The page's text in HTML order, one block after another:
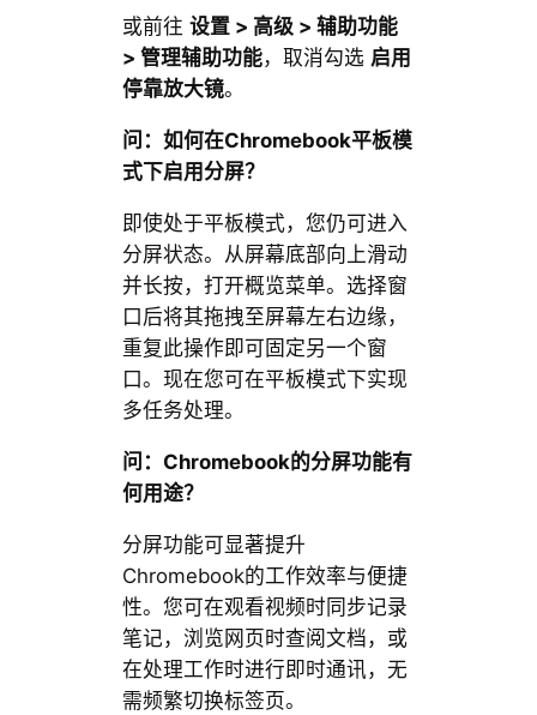
或前往 设置 > 高级 > 辅助功能
> 管理辅助功能，取消勾选 启用
停靠放大镜。
问：如何在Chromebook平板模
式下启用分屏？
即使处于平板模式，您仍可进入
分屏状态。从屏幕底部向上滑动
并长按，打开概览菜单。选择窗
口后将其拖拽至屏幕左右边缘，
重复此操作即可固定另一个窗
口。现在您可在平板模式下实现
多任务处理。
问：Chromebook的分屏功能有
何用途？
分屏功能可显著提升
Chromebook的工作效率与便捷
性。您可在观看视频时同步记录
笔记，浏览网页时查阅文档，或
在处理工作时进行即时通讯，无
需频繁切换标签页。